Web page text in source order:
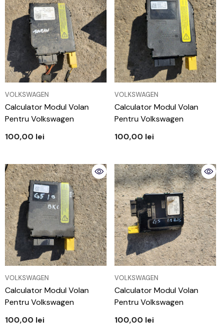
VÂNZĂTOR:
VOLKSWAGEN
Calculator Modul Volan
Pentru Volkswagen
100,00 lei
VÂNZĂTOR:
VOLKSWAGEN
Calculator Modul Volan
Pentru Volkswagen
100,00 lei
VÂNZĂTOR:
VOLKSWAGEN
Calculator Modul Volan
Pentru Volkswagen
100,00 lei
VÂNZĂTOR:
VOLKSWAGEN
Calculator Modul Volan
Pentru Volkswagen
100,00 lei